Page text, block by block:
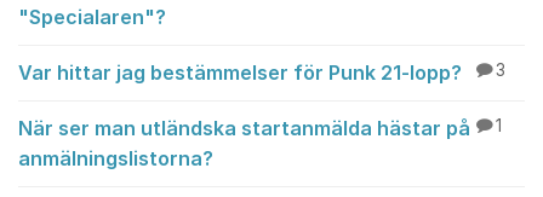
"Specialaren"?
Var hittar jag bestämmelser för Punk 21-lopp? 3
När ser man utländska startanmälda hästar på
anmälningslistorna?
1